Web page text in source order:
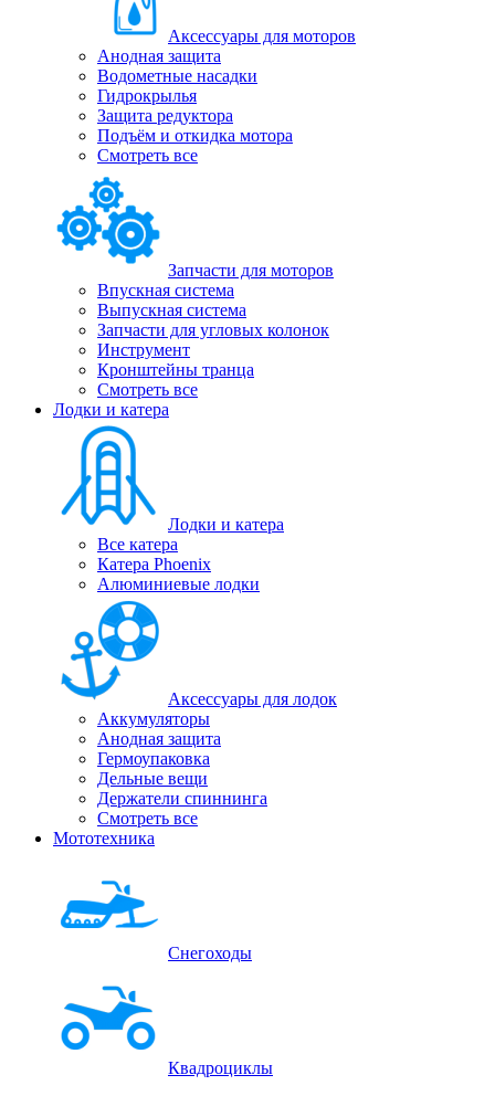
Аксессуары для моторов
Анодная защита
Водометные насадки
Гидрокрылья
Защита редуктора
Подъём и откидка мотора
Смотреть все
Запчасти для моторов
Впускная система
Выпускная система
Запчасти для угловых колонок
Инструмент
Кронштейны транца
Смотреть все
Лодки и катера
Лодки и катера
Все катера
Катера Phoenix
Алюминиевые лодки
Аксессуары для лодок
Аккумуляторы
Анодная защита
Гермоупаковка
Дельные вещи
Держатели спиннинга
Смотреть все
Мототехника
Снегоходы
Квадроциклы